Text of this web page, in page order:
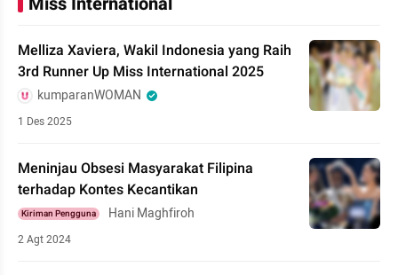
Melliza Xaviera, Wakil Indonesia yang Raih
3rd Runner Up Miss International 2025
kumparanWOMAN
1 Des 2025
Meninjau Obsesi Masyarakat Filipina
terhadap Kontes Kecantikan
Kiriman Pengguna Hani Maghfiroh
2 Agt 2024